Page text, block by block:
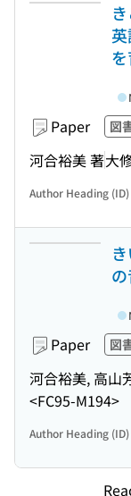
Paper 図
河合裕美 著大
Author Heading (ID)
Paper 図
河合裕美, 高山
<FC95-M194>
Author Heading (ID)